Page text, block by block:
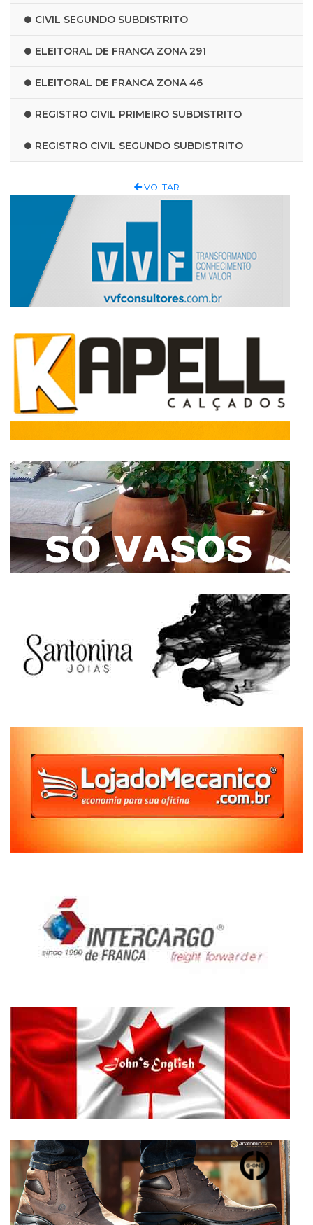
CIVIL SEGUNDO SUBDISTRITO
ELEITORAL DE FRANCA ZONA 291
ELEITORAL DE FRANCA ZONA 46
REGISTRO CIVIL PRIMEIRO SUBDISTRITO
REGISTRO CIVIL SEGUNDO SUBDISTRITO
VOLTAR